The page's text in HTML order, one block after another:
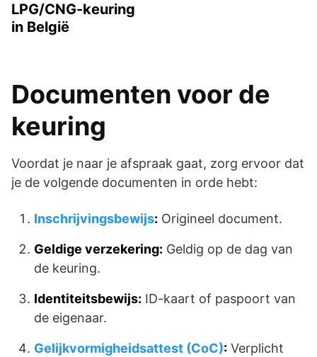
LPG/CNG-keuring
in België
Documenten voor de
keuring
Voordat je naar je afspraak gaat, zorg ervoor dat
je de volgende documenten in orde hebt:
Inschrijvingsbewijs: Origineel document.
Geldige verzekering: Geldig op de dag van
de keuring.
Identiteitsbewijs: ID-kaart of paspoort van
de eigenaar.
Gelijkvormigheidsattest (CoC): Verplicht